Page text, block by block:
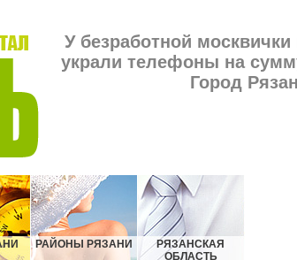
У безработной
украли телефоны на
Город
РАЙОНЫ РЯЗАНИ
РЯЗАНСКАЯ
ОБЛАСТЬ